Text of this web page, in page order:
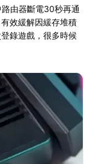
由器斷電30秒再通
效緩解因緩存堆積
錄遊戲，很多時候